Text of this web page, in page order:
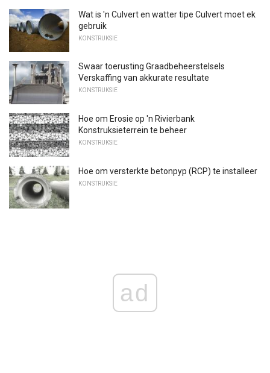
Wat is 'n Culvert en watter tipe Culvert moet ek
gebruik
KONSTRUKSIE
Swaar toerusting Graadbeheerstelsels
Verskaffing van akkurate resultate
KONSTRUKSIE
Hoe om Erosie op 'n Rivierbank
Konstruksieterrein te beheer
KONSTRUKSIE
Hoe om versterkte betonpyp (RCP) te installeer
KONSTRUKSIE
ad